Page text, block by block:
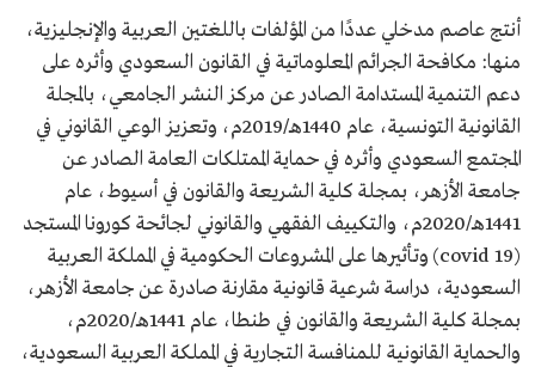
أنتج عاصم مدخلي عددًا من المؤلفات باللغتين العربية والإنجليزية،
منها: مكافحة الجرائم المعلوماتية في القانون السعودي وأثره على
دعم التنمية المستدامة الصادر عن مركز النشر الجامعي، بالمجلة
القانونية التونسية، عام 1440هـ/2019م، وتعزيز الوعي القانوني في
المجتمع السعودي وأثره في حماية الممتلكات العامة الصادر عن
جامعة الأزهر، بمجلة كلية الشريعة والقانون في أسيوط، عام
1441هـ/2020م، والتكييف الفقهي والقانوني لجائحة كورونا المستجد
(covid 19) وتأثيرها على المشروعات الحكومية في المملكة العربية
السعودية، دراسة شرعية قانونية مقارنة صادرة عن جامعة الأزهر،
بمجلة كلية الشريعة والقانون في طنطا، عام 1441هـ/2020م،
والحماية القانونية للمنافسة التجارية في المملكة العربية السعودية،